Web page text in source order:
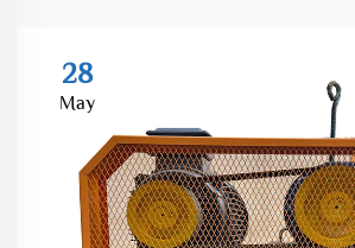
28
May